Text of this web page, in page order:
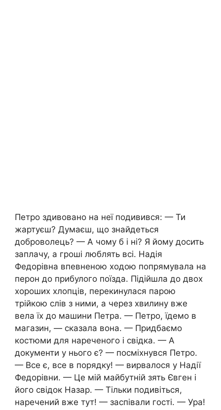
Петро здивовано на неї подивився: — Ти
жартуєш? Думаєш, що знайдеться
доброволець? — А чому б і ні? Я йому досить
заплачу, а гроші люблять всі. Надія
Федорівна впевненою ходою попрямувала на
перон до прибулого поїзда. Підійшла до двох
хороших хлопців, перекинулася парою
трійкою слів з ними, а через хвилину вже
вела їх до машини Петра. — Петро, їдемо в
магазин, — сказала вона. — Придбаємо
костюми для нареченого і свідка. — А
документи у нього є? — посміхнувся Петро.
— Все є, все в порядку! — вирвалося у Надії
Федорівни. — Це мій майбутній зять Євген і
його свідок Назар. — Тільки подивіться,
наречений вже тут! — заспівали гості. — Ура!